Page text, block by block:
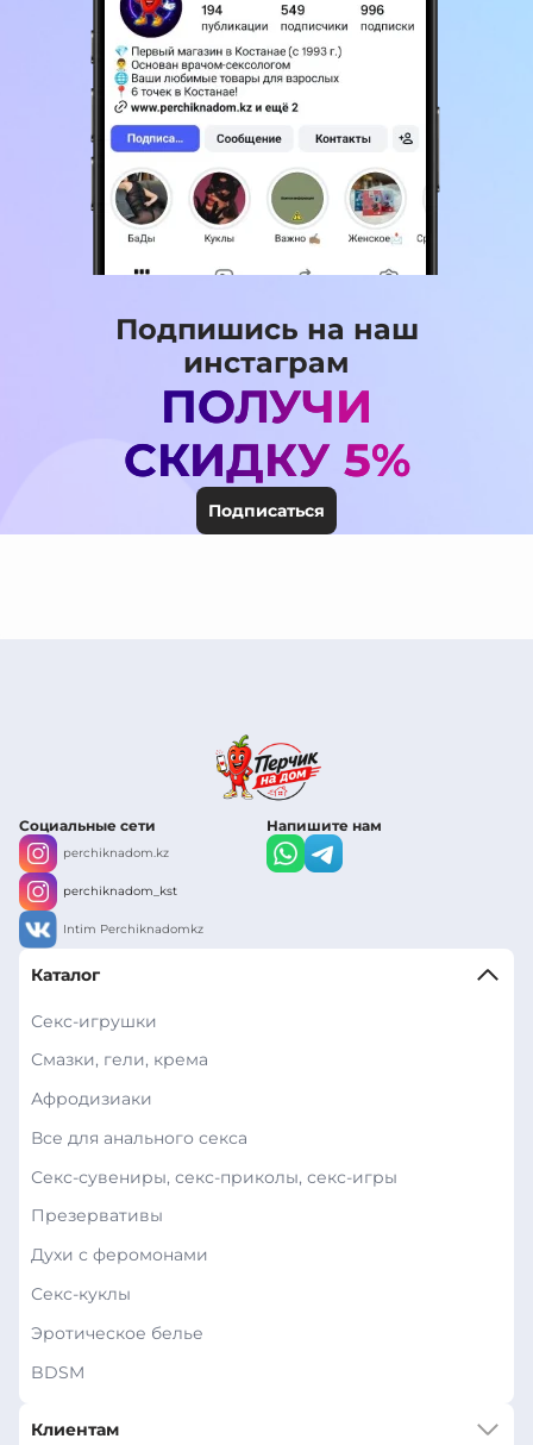
Подпишись на наш
инстаграм
ПОЛУЧИ
СКИДКУ 5%
Подписаться
Социальные сети
perchiknadom.kz
perchiknadom_kst
Intim Perchiknadomkz
Напишите нам
Каталог
Секс-игрушки
Смазки, гели, крема
Афродизиаки
Все для анального секса
Секс-сувениры, секс-приколы, секс-игры
Презервативы
Духи с феромонами
Секс-куклы
Эротическое белье
BDSM
Клиентам